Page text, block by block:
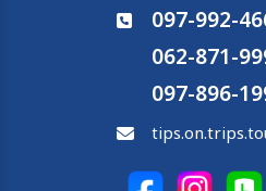
097-992-
062-871-
097-896-